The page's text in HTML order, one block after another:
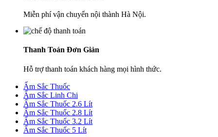
Miễn phí vận chuyển nội thành Hà Nội.
Thanh Toán Đơn Giản
Hỗ trợ thanh toán khách hàng mọi hình thức.
Ấm Sắc Thuốc
Ấm Sắc Linh Chi
Ấm Sắc Thuốc 2.6 Lít
Ấm Sắc Thuốc 2.8 Lít
Ấm Sắc Thuốc 3.2 Lít
Ấm Sắc Thuốc 5 Lít